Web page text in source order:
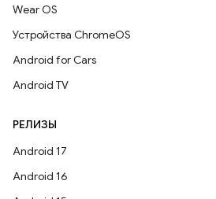
Wear OS
Устройства ChromeOS
Android for Cars
Android TV
РЕЛИЗЫ
Android 17
Android 16